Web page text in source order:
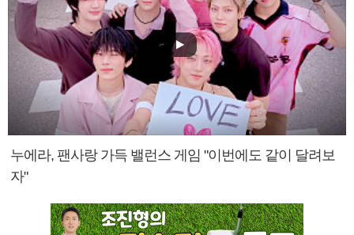
누에라, 팬사랑 가득 밸런스 게임 "이번에도 같이 달려보
자"